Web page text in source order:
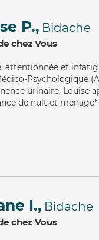
P., Bidache
chez Vous
, attentionnée et
Psychologique
urinaire, Louise
de nuit et ménage*
I., Bidache
chez Vous